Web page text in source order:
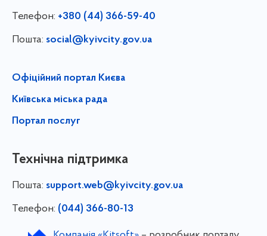
Телефон: +380 (44) 366-59-40
Пошта: social@kyivcity.gov.ua
Офіційний портал Києва
Київська міська рада
Портал послуг
Технічна підтримка
Пошта: support.web@kyivcity.gov.ua
Телефон: (044) 366-80-13